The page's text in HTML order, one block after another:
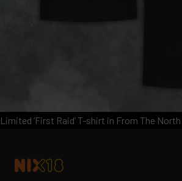
Limited ‘First Raid’ T-shirt in From The